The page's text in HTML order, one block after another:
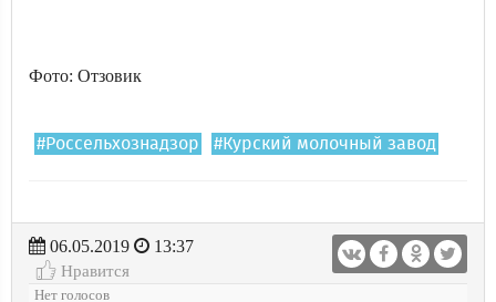
Фото: Отзовик
#Россельхознадзор #Курский молочный завод
06.05.2019
13:37
Нравится
Нет голосов